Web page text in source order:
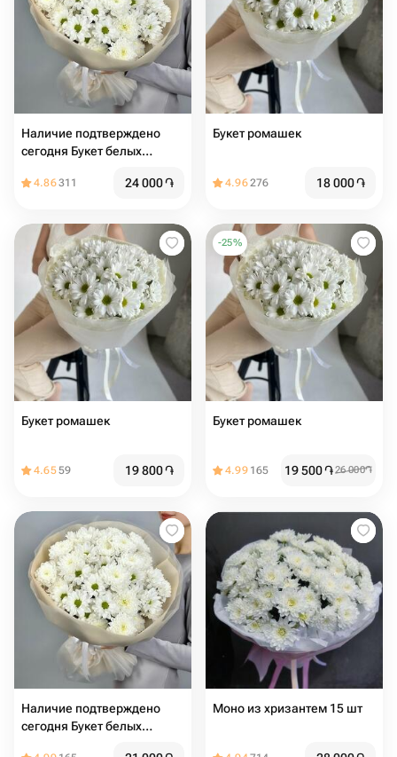
Наличие подтверждено
сегодня Букет белых
4.86311 24 000֏
Букет ромашек
4.96276 18 000֏
Букет ромашек
4.6559 19 800֏
-25%
Букет ромашек
4.99 165 19 500֏26 000֏
Наличие подтверждено
сегодня Букет белых
Моно из хризантем 15 шт